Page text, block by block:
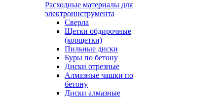
Расходные материалы для
электроинструмента
Сверла
Щетки обдирочные
(корщетки)
Пильные диски
Буры по бетону
Диски отрезные
Алмазные чашки по
бетону
Диски алмазные